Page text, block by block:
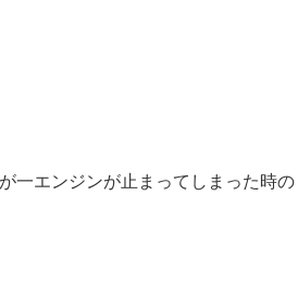
一エンジンが止まってしまった時の